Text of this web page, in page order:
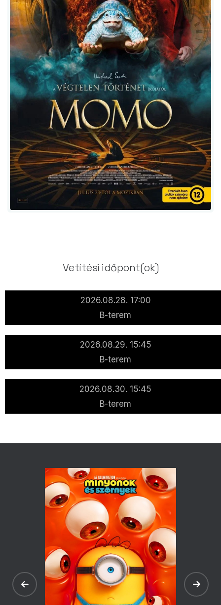
Vetítési időpont(ok)
2026.08.28. 17:00
B-terem
2026.08.29. 15:45
B-terem
2026.08.30. 15:45
B-terem